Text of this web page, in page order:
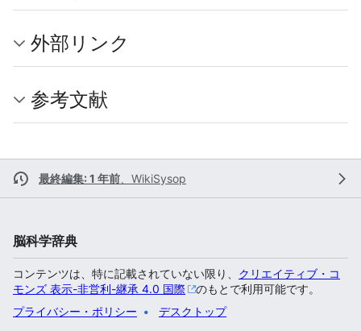
外部リンク
参考文献
最終編集: 1 年前 WikiSysop
脳科学辞典
コンテンツは、特に記載されていない限り、 クリエイティブ・コ
モンズ 表示-非営利-継承 4.0 国際
のもとで利用可能です。
プライバシー・ポリシー
デスクトップ